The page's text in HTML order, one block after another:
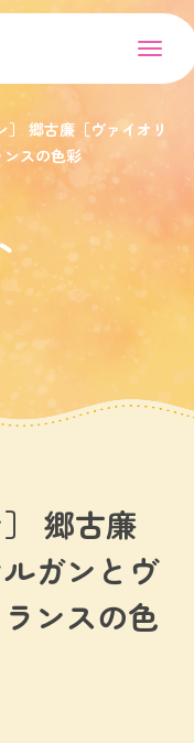
］ 郷古廉［ヴァイオリ
スの色彩
郷古廉
ルガンとヴ
ンスの色